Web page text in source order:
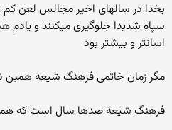
بخدا در سالهای اخیر مجالس لعن کم
سپاه شدیدا جلوگیری میکنند و یادم
اسانتر و بیشتر بود
مگر زمان خاتمی فرهنگ شیعه همین
فرهنگ شیعه صدها سال است که